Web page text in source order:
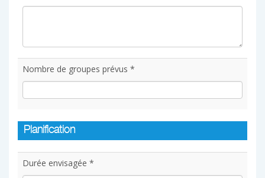
Nombre de groupes prévus *
Planification
Durée envisagée *